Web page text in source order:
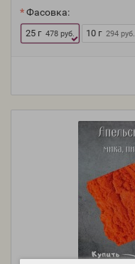
Фасовка:
25 г 478 руб. 10 г 294 руб.